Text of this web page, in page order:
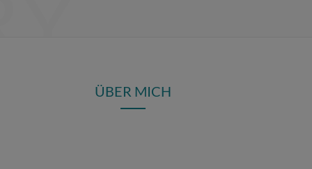
ÜBER MICH